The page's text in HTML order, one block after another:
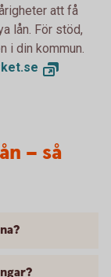
att få
lån. För stöd,
i din kommun.
– så